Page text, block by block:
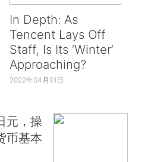
In Depth: As
Tencent Lays Off
Staff, Is Its ‘Winter’
Approaching?
2022年04月01日
元，操
币基本